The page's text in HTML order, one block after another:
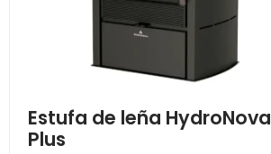
Estufa de leña HydroNova
Plus